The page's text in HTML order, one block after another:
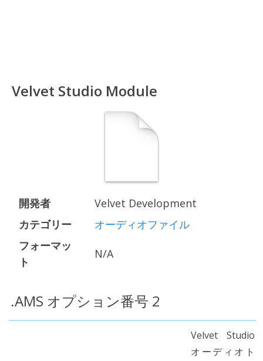
Velvet Studio Module
開発者
Velvet Development
カテゴリー
オーディオファイル
フォーマッ
ト
N/A
.AMS オプション番号 2
Velvet Studio
オーディオト